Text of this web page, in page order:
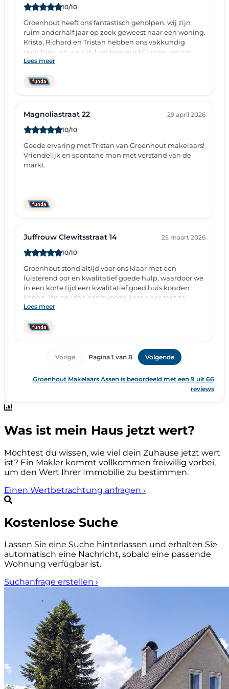
Was ist mein Haus jetzt wert?
Möchtest du wissen, wie viel dein Zuhause jetzt wert
ist? Ein Makler kommt vollkommen freiwillig vorbei,
um den Wert Ihrer Immobilie zu bestimmen.
Einen Wertbetrachtung anfragen ›
Kostenlose Suche
Lassen Sie eine Suche hinterlassen und erhalten Sie
automatisch eine Nachricht, sobald eine passende
Wohnung verfügbar ist.
Suchanfrage erstellen ›